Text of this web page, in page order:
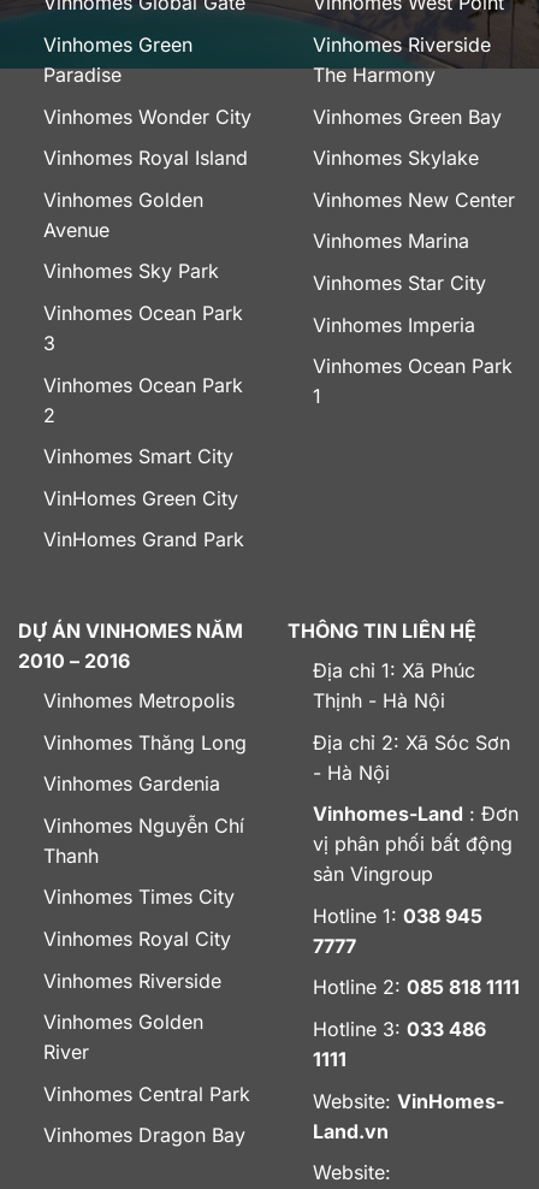
Vinhomes Green
Paradise
Vinhomes Wonder City
Vinhomes Royal Island
Vinhomes Golden
Avenue
Vinhomes Sky Park
Vinhomes Ocean Park
3
Vinhomes Ocean Park
2
Vinhomes Smart City
VinHomes Green City
VinHomes Grand Park
Vinhomes Riverside
The Harmony
Vinhomes Green Bay
Vinhomes Skylake
Vinhomes New Center
Vinhomes Marina
Vinhomes Star City
Vinhomes Imperia
Vinhomes Ocean Park
1
DỰ ÁN VINHOMES NĂM
2010 – 2016
Vinhomes Metropolis
Vinhomes Thăng Long
Vinhomes Gardenia
Vinhomes Nguyễn Chí
Thanh
Vinhomes Times City
Vinhomes Royal City
Vinhomes Riverside
Vinhomes Golden
River
Vinhomes Central Park
Vinhomes Dragon Bay
THÔNG TIN LIÊN HỆ
Địa chỉ 1: Xã Phúc
Thịnh - Hà Nội
Địa chỉ 2: Xã Sóc Sơn
- Hà Nội
Vinhomes-Land : Đơn
vị phân phối bất động
sản Vingroup
Hotline 1: 038 945
7777
Hotline 2: 085 818 1111
Hotline 3: 033 486
1111
Website: VinHomes-
Land.vn
Website: